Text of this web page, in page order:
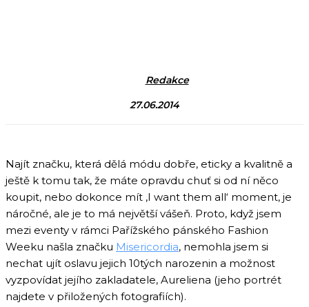
Redakce
27.06.2014
Najít značku, která dělá módu dobře, eticky a kvalitně a
ještě k tomu tak, že máte opravdu chuť si od ní něco
koupit, nebo dokonce mít ‚I want them all‘ moment, je
náročné, ale je to má největší vášeň. Proto, když jsem
mezi eventy v rámci Pařížského pánského Fashion
Weeku našla značku Misericordia, nemohla jsem si
nechat ujít oslavu jejich 10tých narozenin a možnost
vyzpovídat jejího zakladatele, Aureliena (jeho portrét
najdete v přiložených fotografiích).